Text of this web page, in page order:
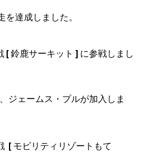
[ 鈴鹿サーキット ] に参戦しまし
[ モビリティリゾートもて
ジェームス・プルが加入しま
達成しました。